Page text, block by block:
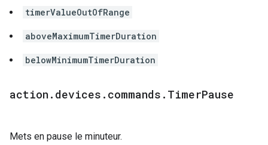
timerValueOutOfRange
aboveMaximumTimerDuration
belowMinimumTimerDuration
action . devices . commands . TimerPause
Mets en pause le minuteur.